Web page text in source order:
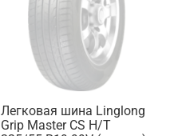
Легковая шина Linglong
Grip Master CS H/T